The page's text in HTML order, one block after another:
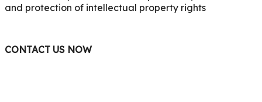
and protection of intellectual property rights
CONTACT US NOW